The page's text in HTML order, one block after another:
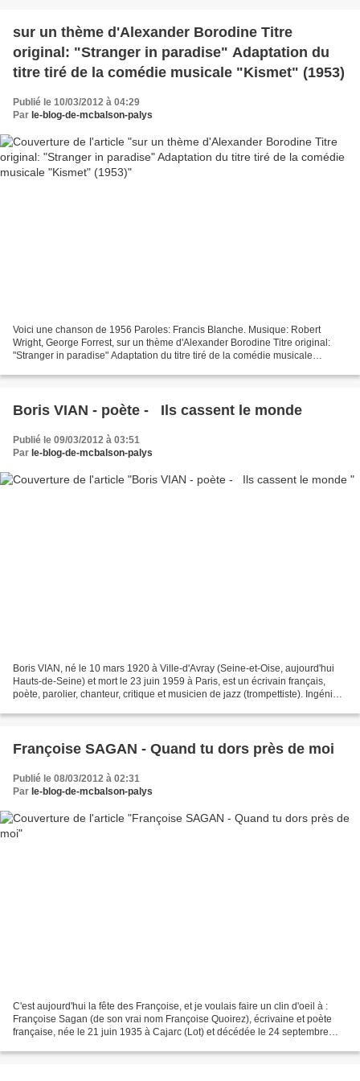
sur un thème d'Alexander Borodine Titre
original: "Stranger in paradise" Adaptation du
titre tiré de la comédie musicale "Kismet" (1953)
Publié le 10/03/2012 à 04:29
Par le-blog-de-mcbalson-palys
Voici une chanson de 1956 Paroles: Francis Blanche. Musique: Robert
Wright, George Forrest, sur un thème d'Alexander Borodine Titre original:
"Stranger in paradise" Adaptation du titre tiré de la comédie musicale
Boris VIAN - poète - Ils cassent le monde
Publié le 09/03/2012 à 03:51
Par le-blog-de-mcbalson-palys
Boris VIAN, né le 10 mars 1920 à Ville-d'Avray (Seine-et-Oise, aujourd'hui
Hauts-de-Seine) et mort le 23 juin 1959 à Paris, est un écrivain français,
poète, parolier, chanteur, critique et musicien de jazz (trompettiste). Ingénieur
Françoise SAGAN - Quand tu dors près de moi
Publié le 08/03/2012 à 02:31
Par le-blog-de-mcbalson-palys
C'est aujourd'hui la fête des Françoise, et je voulais faire un clin d'oeil à :
Françoise Sagan (de son vrai nom Françoise Quoirez), écrivaine et poète
française, née le 21 juin 1935 à Cajarc (Lot) et décédée le 24 septembre